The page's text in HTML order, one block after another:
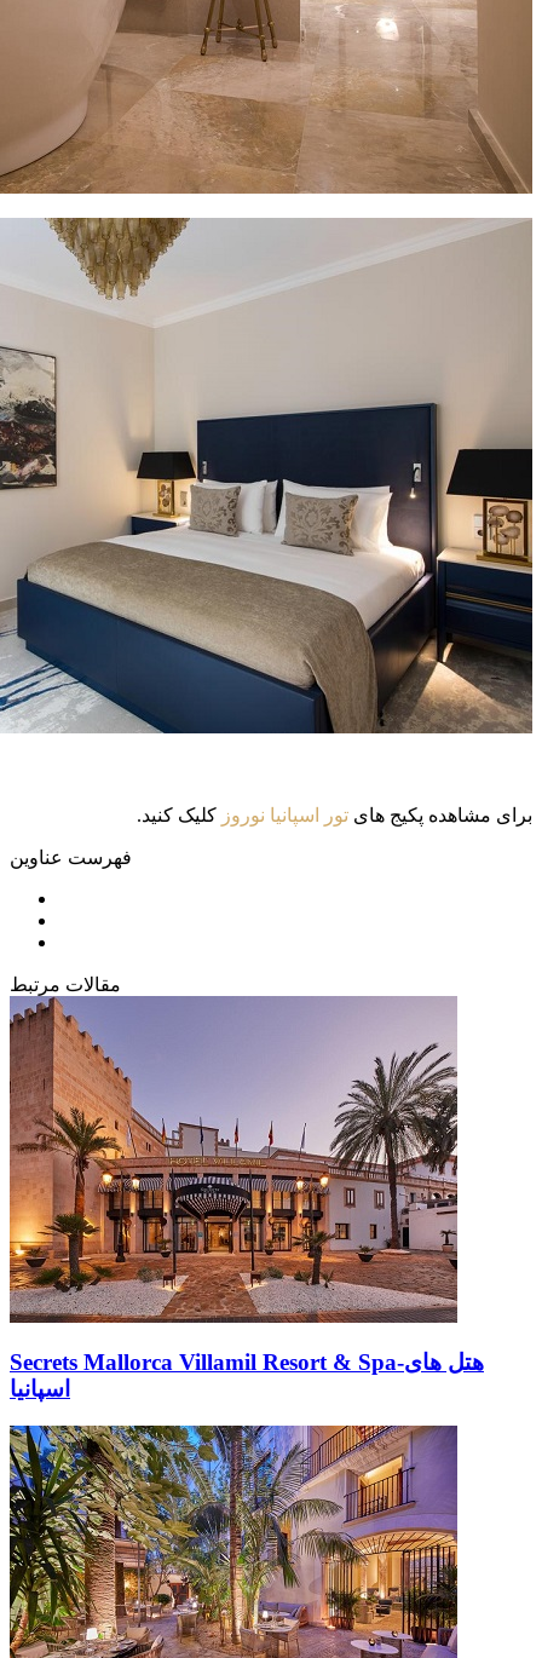
برای مشاهده پکیج های تور اسپانیا نوروز کلیک کنید.
فهرست عناوین
مقالات مرتبط
Secrets Mallorca Villamil Resort & Spa-هتل های
اسپانیا